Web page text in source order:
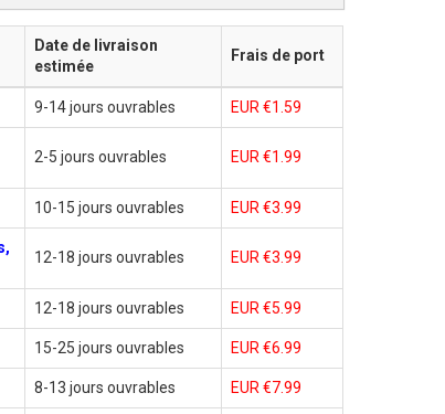
Date de livraison
estimée
Frais de port
9-14 jours ouvrables EUR €1.59
2-5 jours ouvrables EUR €1.99
10-15 jours ouvrables EUR €3.99
12-18 jours ouvrables EUR €3.99
12-18 jours ouvrables EUR €5.99
15-25 jours ouvrables EUR €6.99
8-13 jours ouvrables EUR €7.99